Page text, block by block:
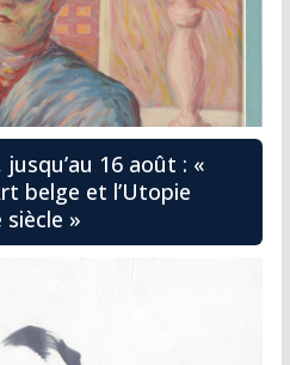
16 août : «
belge et l’Utopie
»